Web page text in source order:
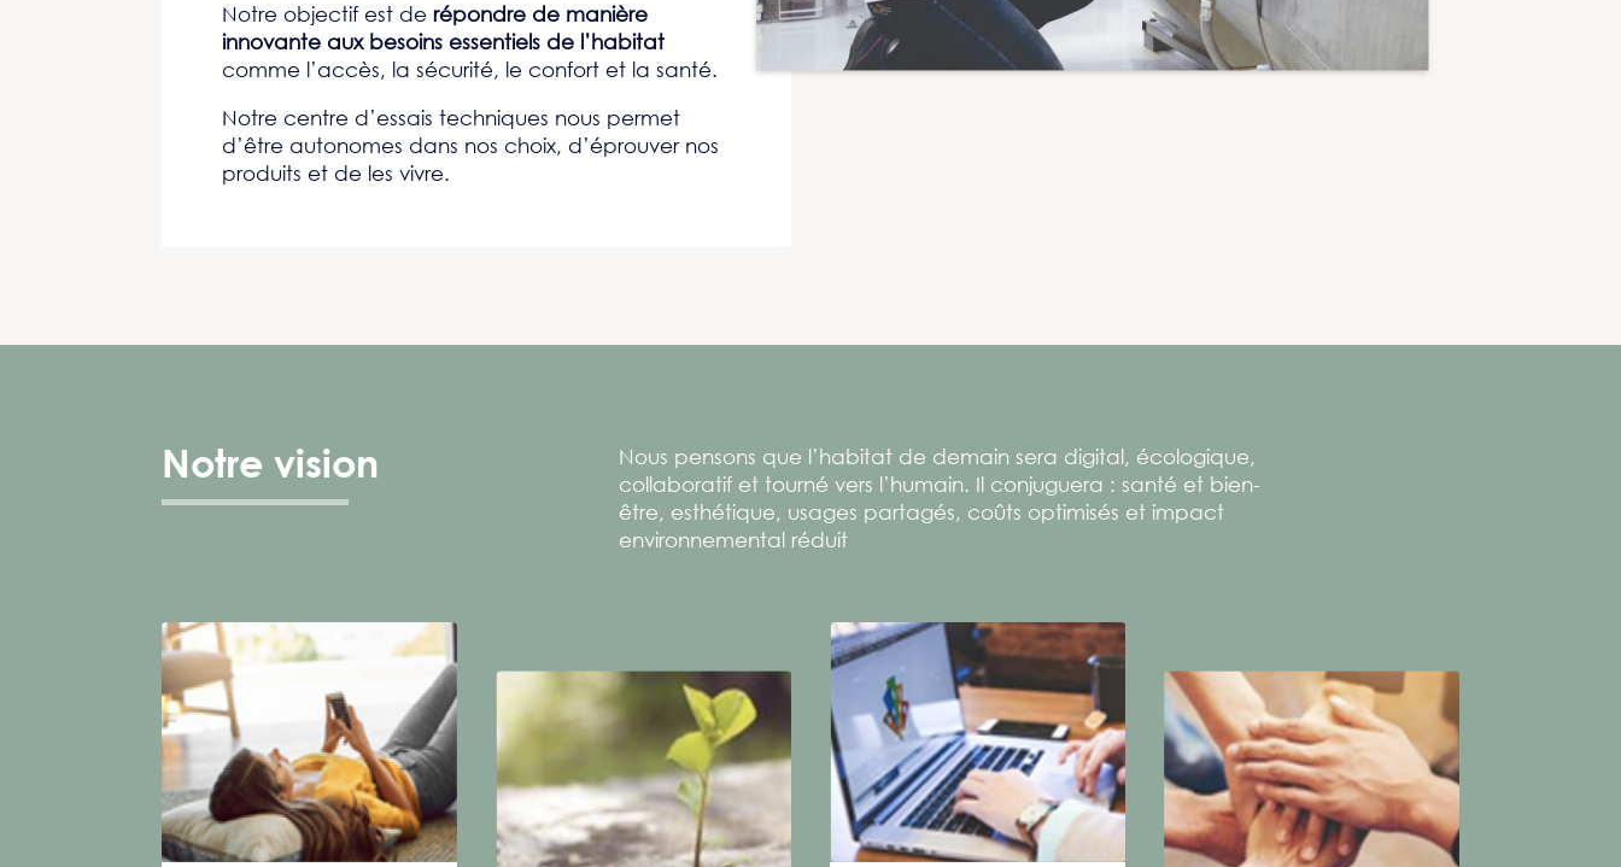
Notre objectif est derépondre de manière
innovante aux besoins essentiels de l’habitat
comme l’accès, la sécurité, le confort et la santé.
Notre centre d’essais techniques nous permet
d’être autonomes dans nos choix, d’éprouver nos
produits et de les vivre.
Notre vision
Nous pensons que l’habitat de demain sera digital, écologique,
collaboratif et tourné vers l’humain. Il conjuguera : santé et bien-
être, esthétique, usages partagés, coûts optimisés et impact
environnemental réduit